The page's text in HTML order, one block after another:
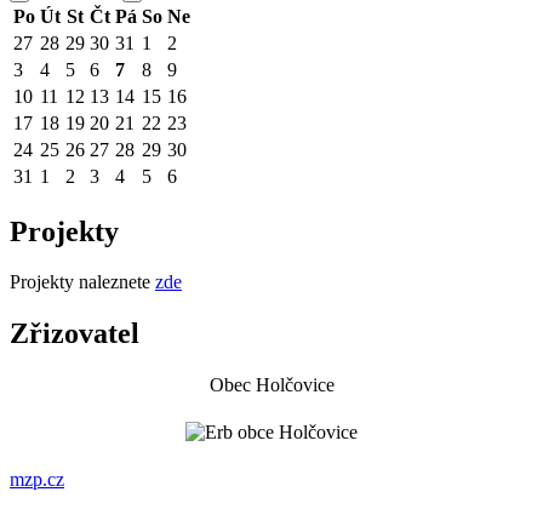
Po Út St Čt Pá So Ne
27 28 29 30 31 1
2
3
4 5 6 7 8
9
10 11 12 13 14 15 16
17 18 19 20 21 22 23
24 25 26 27 28 29 30
31 1 2 3 4 5 6
Projekty
Projekty naleznete zde
Zřizovatel
Obec Holčovice
mzp.cz